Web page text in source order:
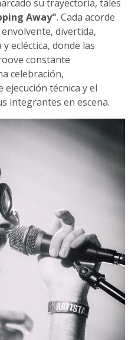
su trayectoria, tales
Away". Cada acorde
divertida,
ecléctica, donde las
constante
celebración,
técnica y el
integrantes en escena.